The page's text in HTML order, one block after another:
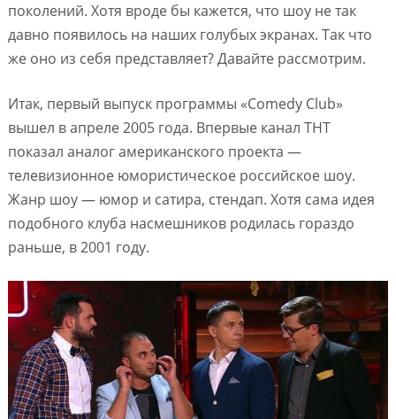
поколений. Хотя вроде бы кажется, что шоу не так
давно появилось на наших голубых экранах. Так что
же оно из себя представляет? Давайте рассмотрим.
Итак, первый выпуск программы «Comedy Club»
вышел в апреле 2005 года. Впервые канал ТНТ
показал аналог американского проекта —
телевизионное юмористическое российское шоу.
Жанр шоу — юмор и сатира, стендап. Хотя сама идея
подобного клуба насмешников родилась гораздо
раньше, в 2001 году.